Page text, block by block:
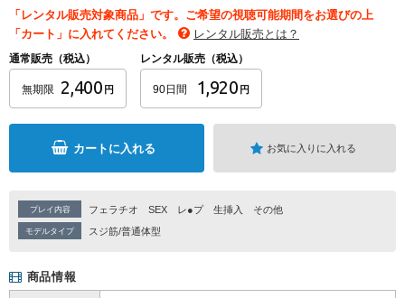
「レンタル販売対象商品」です。ご希望の視聴可能期間をお選びの上
「カート」に入れてください。
レンタル販売とは？
通常販売（税込）
無期限 2,400 円
レンタル販売（税込）
90日間 1,920 円
カートに入れる お気に入りに入れる
プレイ内容 フェラチオ SEX レ●プ 生挿入 その他
モデルタイプ スジ筋/普通体型
商品情報